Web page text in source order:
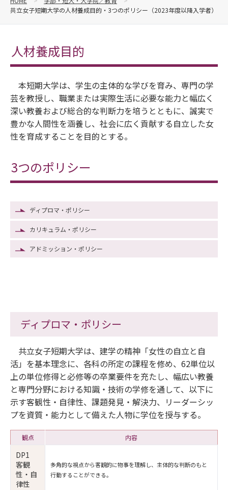
共立女子短期大学の人材養成目的・3つのポリシー（2023年度以降入学者）
人材養成目的
本短期大学は、学生の主体的な学びを育み、専門の学
芸を教授し、職業または実際生活に必要な能力と幅広く
深い教養および総合的な判断力を培うとともに、誠実で
豊かな人間性を涵養し、社会に広く貢献する自立した女
性を育成することを目的とする。
3つのポリシー
ディプロマ・ポリシー
カリキュラム・ポリシー
アドミッション・ポリシー
ディプロマ・ポリシー
共立女子短期大学は、建学の精神「女性の自立と自
活」を基本理念に、各科の所定の課程を修め、62単位以
上の単位修得と必修等の卒業要件を充たし、幅広い教養
と専門分野における知識・技術の学修を通して、以下に
示す客観性・自律性、課題発見・解決力、リーダーシッ
プを資質・能力として備えた人物に学位を授与する。
観点 内容
DP1
客観
性・自
律性
多角的な視点から客観的に物事を理解し、主体的な判断のもと
行動することができる。